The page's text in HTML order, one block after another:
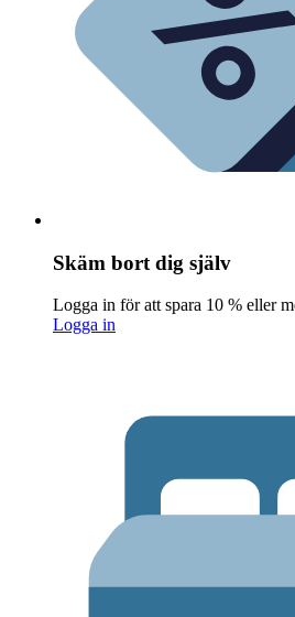
Skäm bort dig själv
Logga in för att spara 10 % eller
Logga in